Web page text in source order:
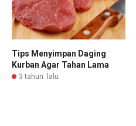
Tips Menyimpan Daging
Kurban Agar Tahan Lama
3 tahun lalu